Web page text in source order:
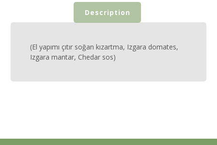
Description
(El yapımı çıtır soğan kızartma, Izgara domates,
Izgara mantar, Chedar sos)